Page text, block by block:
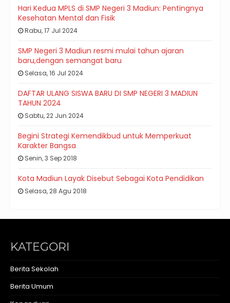
Hari Kedua MPLS di SMP Negeri 3 Madiun: Pentingnya
Kesehatan Mental dan Fisik
Rabu, 17 Jul 2024
SMP Negeri 3 Madiun resmi mulai tahun ajaran
baru,dengan semangat baru
Selasa, 16 Jul 2024
DAFTAR ULANG SISWA BARU DI SMP NEGERI 3 MADIUN
TAHUN 2024
Sabtu, 22 Jun 2024
Begini Strategi Kemendikbud untuk Memperkuat
Karakter Bangsa
Senin, 3 Sep 2018
Kota Madiun Layak Disebut Sebagai Kota Pendidikan
Selasa, 28 Agu 2018
KATEGORI
Berita Sekolah
Berita Umum